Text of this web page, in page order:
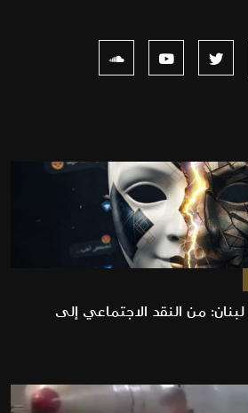
من النقد الاجتماعي إلى